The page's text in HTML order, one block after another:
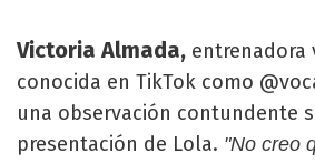
Victoria Almada, entrenadora
conocida en TikTok como
una observación contundente
presentación de Lola. "No creo